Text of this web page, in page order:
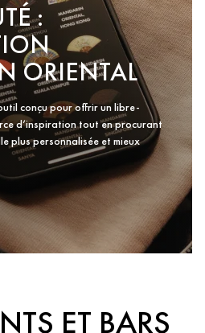
:
ORIENTAL
conçu pour offrir un libre-
d’inspiration tout en procurant
plus personnalisée et mieux
ET BARS